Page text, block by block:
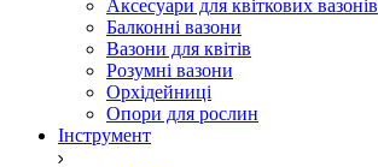
Аксесуари для квіткових вазонів
Балконні вазони
Вазони для квітів
Розумні вазони
Орхідейниці
Опори для рослин
Інструмент